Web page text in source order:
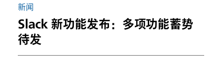
新闻
Slack 新功能发布：多项功能蓄势
待发